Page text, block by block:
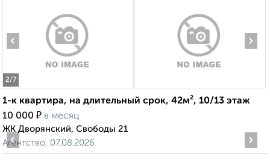
2/7
‹ ›
1-к квартира, на длительный срок, 42м², 10/13 этаж
10 000 ₽ в месяц
ЖК Дворянский, Свободы 21
Агентство, 07.08.2026
‹ ›